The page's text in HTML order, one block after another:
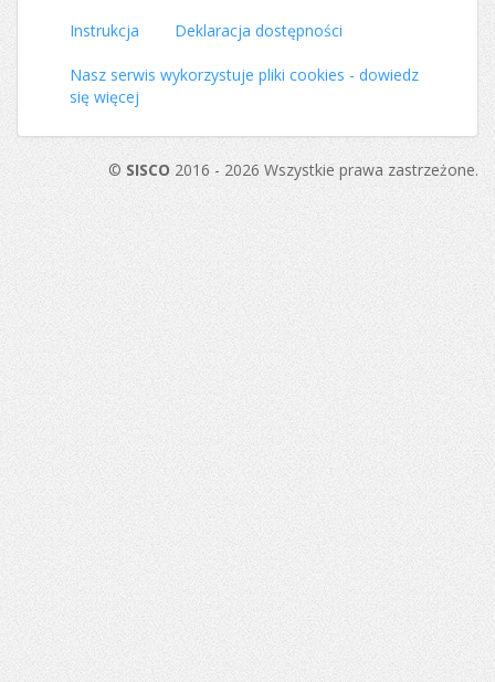
Instrukcja Deklaracja dostępności
Nasz serwis wykorzystuje pliki cookies - dowiedz
się więcej
© SISCO 2016 - 2026 Wszystkie prawa zastrzeżone.